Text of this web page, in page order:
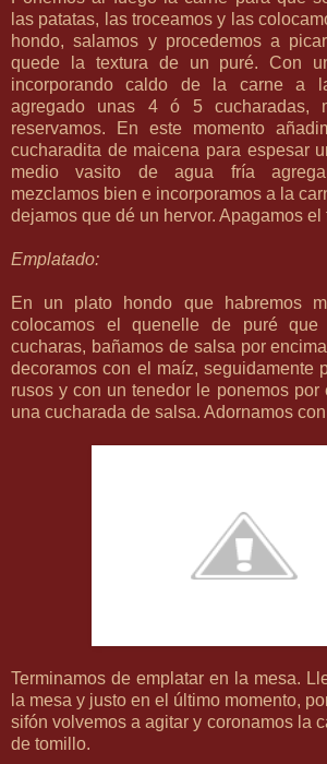
las patatas, las troceamos y las
hondo, salamos y procedemos a
quede la textura de un puré. Con
incorporando caldo de la carne a
agregado unas 4 ó 5 cucharadas,
reservamos. En este momento
cucharadita de maicena para espesar
medio vasito de agua fría
mezclamos bien e incorporamos a la
dejamos que dé un hervor. Apagamos el
Emplatado:
En un plato hondo que habremos
colocamos el quenelle de puré que
cucharas, bañamos de salsa por
decoramos con el maíz, seguidamente
rusos y con un tenedor le ponemos
una cucharada de salsa. Adornamos
Terminamos de emplatar en la mesa.
la mesa y justo en el último momento,
sifón volvemos a agitar y coronamos la
de tomillo.